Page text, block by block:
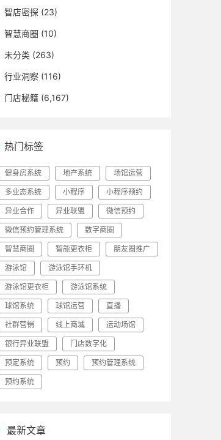
智店密探 (23)
智慧商圈 (10)
未分类 (263)
行业洞察 (116)
门店秘籍 (6,167)
热门标签
健身房系统 地产系统 场馆运营
多业态系统 小程序 小程序预约
异业合作 异业联盟 微信预约
微信预约管理系统 数字商圈
智慧商圈 智能更衣柜 朋友圈推广
游泳馆 游泳馆手环机
游泳馆更衣柜 游泳馆系统
球馆系统 球馆运营 直播
社群营销 线上商城 运动场馆
银行异业联盟 门店数字化
预定系统 预约 预约管理系统
预约系统
最新文章